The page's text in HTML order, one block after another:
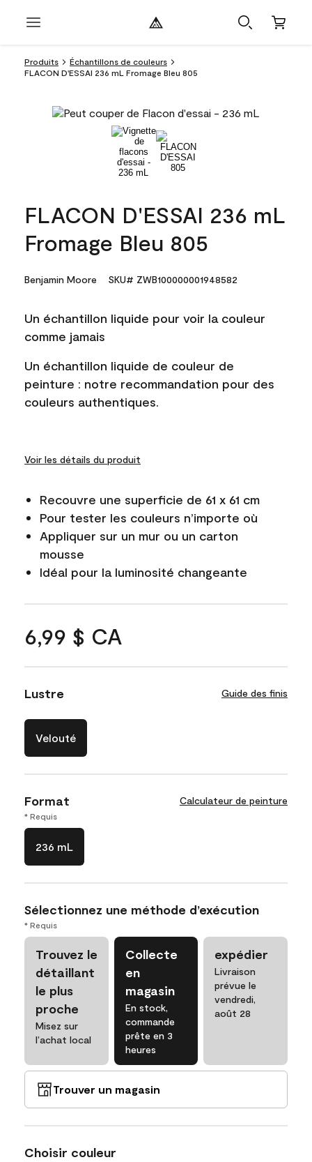
Produits
Échantillons de couleurs
FLACON D'ESSAI 236 mL Fromage Bleu 805
FLACON D'ESSAI 236 mL
Fromage Bleu 805
Benjamin Moore SKU# ZWB100000001948582
Un échantillon liquide pour voir la couleur
comme jamais
Un échantillon liquide de couleur de
peinture : notre recommandation pour des
couleurs authentiques.
Voir les détails du produit
Recouvre une superficie de 61 x 61 cm
Pour tester les couleurs n’importe où
Appliquer sur un mur ou un carton
mousse
Idéal pour la luminosité changeante
6,99 $ CA
Lustre Guide des finis
Velouté
Format Calculateur de peinture
* Requis
236 mL
Sélectionnez une méthode d’exécution
* Requis
Trouvez le
détaillant
le plus
proche
Misez sur
l’achat local
Collecte
en
magasin
En stock,
commande
prête en 3
heures
expédier
Livraison
prévue le
vendredi,
août 28
Trouver un magasin
Choisir couleur